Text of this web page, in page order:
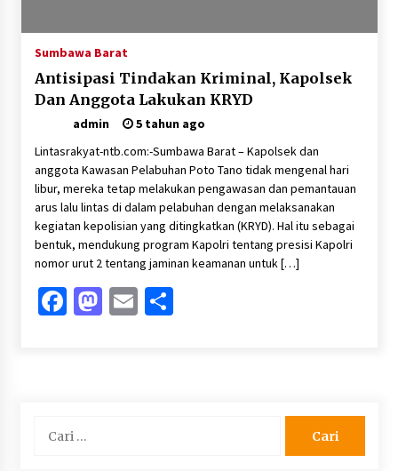
Sumbawa Barat
Antisipasi Tindakan Kriminal, Kapolsek
Dan Anggota Lakukan KRYD
admin
5 tahun ago
Lintasrakyat-ntb.com:-Sumbawa Barat – Kapolsek dan
anggota Kawasan Pelabuhan Poto Tano tidak mengenal hari
libur, mereka tetap melakukan pengawasan dan pemantauan
arus lalu lintas di dalam pelabuhan dengan melaksanakan
kegiatan kepolisian yang ditingkatkan (KRYD). Hal itu sebagai
bentuk, mendukung program Kapolri tentang presisi Kapolri
nomor urut 2 tentang jaminan keamanan untuk […]
Facebook
Mastodon
EmailShare
untuk: